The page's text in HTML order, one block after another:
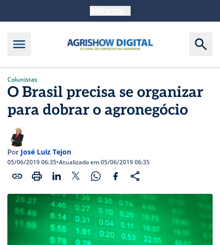
Colunistas
O Brasil precisa se organizar
para dobrar o agronegócio
Por José Luiz Tejon
05/06/2019 06:35•Atualizado em 05/06/2019 06:35